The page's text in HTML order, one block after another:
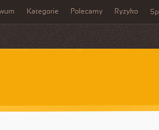
Kategorie Polecamy Ryzyko